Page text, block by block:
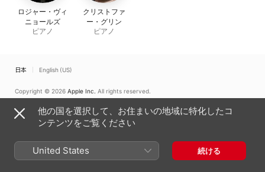
ロジャー・ヴィ
ニョールズ
ピアノ
クリストファ
ー・グリン
ピアノ
日本 English (US)
Copyright © 2026 Apple Inc. All rights reserved.
Cookieに関する警告
サポート フィードバック
他の国を選択して、お住まいの地域に特化したコ
ンテンツをご覧ください
United States 続ける